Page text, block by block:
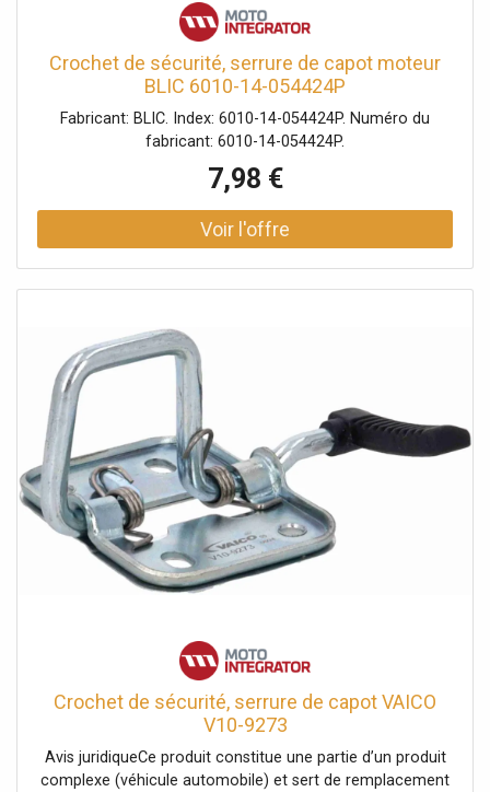
Crochet de sécurité, serrure de capot moteur
BLIC 6010-14-054424P
Fabricant: BLIC. Index: 6010-14-054424P. Numéro du
fabricant: 6010-14-054424P.
7,98 €
Crochet de sécurité, serrure de capot VAICO
V10-9273
Avis juridiqueCe produit constitue une partie d’un produit
complexe (véhicule automobile) et sert de remplacement